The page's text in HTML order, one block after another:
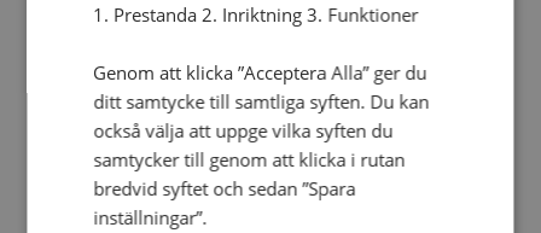
Dokumentbanken
Personalförsäkringar
SAMP – personalförbundet
Kontakt
Kalender
Lediga tjänster
SAU
1. Prestanda 2. Inriktning 3. Funktioner
Genom att klicka ”Acceptera Alla” ger du
ditt samtycke till samtliga syften. Du kan
också välja att uppge vilka syften du
samtycker till genom att klicka i rutan
bredvid syftet och sedan ”Spara
inställningar”.